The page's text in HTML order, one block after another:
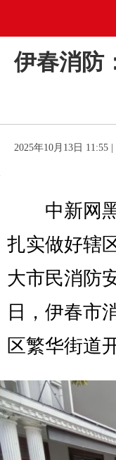
伊春消防
2025年10月13日 11:55 |
中新网黑
扎实做好辖
大市民消防
日，伊春市
区繁华街道